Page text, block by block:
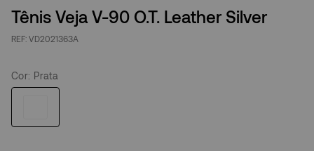
Tênis Veja V-90 O.T. Leather Silver
VD2021363A
Cor: Prata